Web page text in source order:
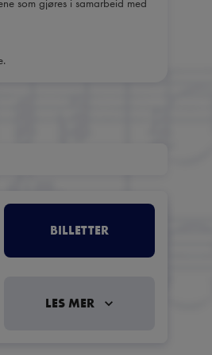
som gjøres i samarbeid med
BILLETTER
LES MER